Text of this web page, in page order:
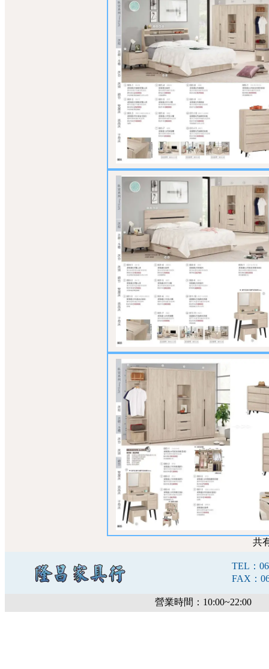
共
TEL：
FAX：
營業時間：10:00~22:00